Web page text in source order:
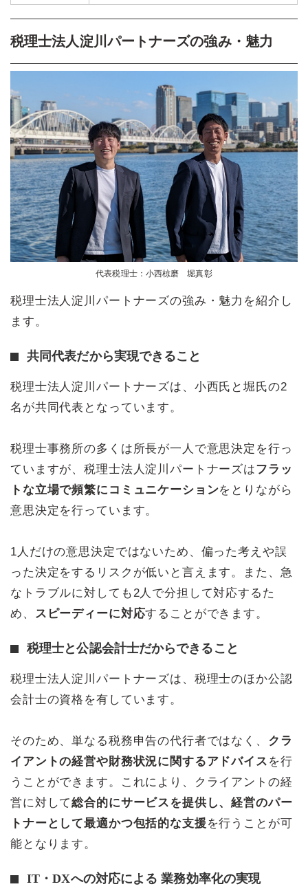
税理士法人淀川パートナーズの強み・魅力
代表税理士：小西椋磨 堀真彰
税理士法人淀川パートナーズの強み・魅力を紹介し
ます。
共同代表だから実現できること
税理士法人淀川パートナーズは、小西氏と堀氏の2
名が共同代表となっています。
税理士事務所の多くは所長が一人で意思決定を行っ
ていますが、税理士法人淀川パートナーズはフラッ
トな立場で頻繁にコミュニケーションをとりながら
意思決定を行っています。
1人だけの意思決定ではないため、偏った考えや誤
った決定をするリスクが低いと言えます。また、急
なトラブルに対しても2人で分担して対応するた
め、 スピーディーに対応することができます。
税理士と公認会計士だからできること
税理士法人淀川パートナーズは、税理士のほか公認
会計士の資格を有しています。
そのため、単なる税務申告の代行者ではなく、 クラ
イアントの経営や財務状況に関するアドバイス を行
うことができます。これにより、クライアントの経
営に対して総合的にサービスを提供し、経営のパー
トナーとして最適かつ包括的な支援を行うことが可
能となります。
IT・DXへの対応による 業務効率化の実現